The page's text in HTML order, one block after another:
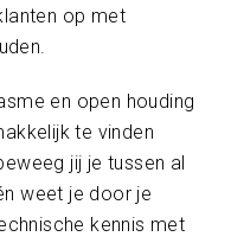
op met
en open houding
te vinden
jij je tussen al
weet je door je
kennis met